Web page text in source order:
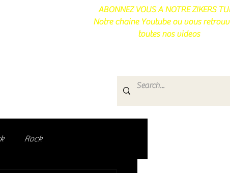
ABONNEZ VOUS A NOTRE ZIKERS
Notre chaine Youtube ou vous
toutes nos videos
de passionnés !
Rock